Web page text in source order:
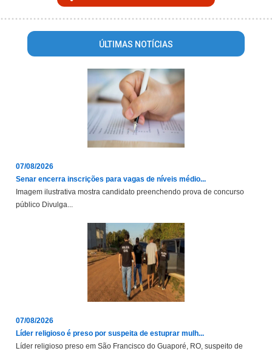
ÚLTIMAS NOTÍCIAS
07/08/2026
Senar encerra inscrições para vagas de níveis médio...
Imagem ilustrativa mostra candidato preenchendo prova de concurso
público Divulga...
07/08/2026
Líder religioso é preso por suspeita de estuprar mulh...
Líder religioso preso em São Francisco do Guaporé, RO, suspeito de